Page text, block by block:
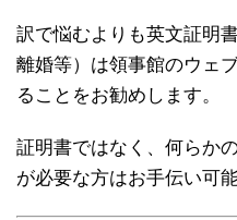
訳で悩むよりも英文証明
離婚等）は領事館のウェ
ることをお勧めします。
証明書ではなく、何らか
が必要な方はお手伝い可